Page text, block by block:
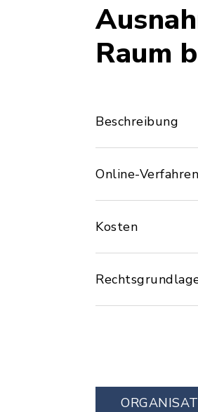
Raum
Beschreibung
Online-Verfahren
Kosten